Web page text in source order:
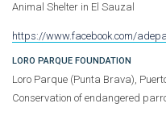
Animal Shelter in El Sauzal
https://www.facebook.com/
LORO PARQUE FOUNDATION
Loro Parque (Punta Brava),
Conservation of endangered